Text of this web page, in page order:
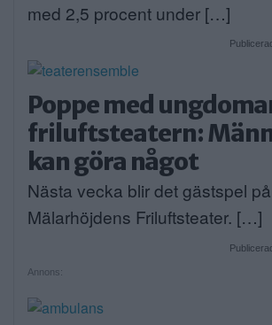
med 2,5 procent under […]
Poppe med
friluftsteatern:
kan göra något
Nästa vecka blir det gästspel på
Mälarhöjdens Friluftsteater. […]
Annons: